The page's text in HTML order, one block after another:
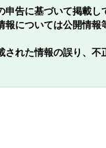
告に基づいて掲載
については公開情
れた情報の誤り、